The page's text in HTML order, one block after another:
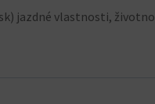
jazdné vlastnosti,